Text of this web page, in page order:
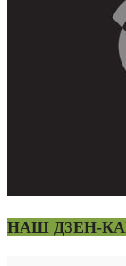
НАШ ДЗЕН-